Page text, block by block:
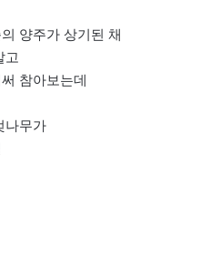
양주가 상기된 채
고
참아보는데
나무가